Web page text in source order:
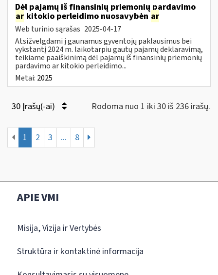
Dėl pajamų iš finansinių priemonių pardavimo
ar kitokio perleidimo nuosavybėn ar
Web turinio sąrašas 2025-04-17
Atsižvelgdami į gaunamus gyventojų paklausimus bei
vykstantį 2024 m. laikotarpiu gautų pajamų deklaravimą,
teikiame paaiškinimą dėl pajamų iš finansinių priemonių
pardavimo ar kitokio perleidimo...
Metai: 2025
30 Įrašų(-ai) Rodoma nuo 1 iki 30 iš 236 irašų.
1 2 3 ... 8
APIE VMI
Misija, Vizija ir Vertybės
Struktūra ir kontaktinė informacija